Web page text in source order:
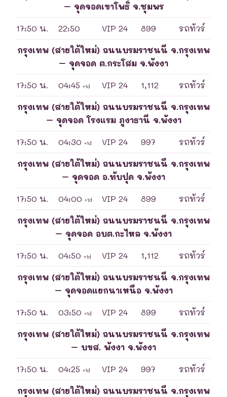
– จุดจอดเขาโพธิ์ จ.ชุมพร
17:50 น. 22:50 VIP 24 899 รถทัวร์
กรุงเทพ (สายใต้ใหม่) ถนนบรมราชนนี จ.กรุงเทพ
– จุดจอด ต.กระโสม จ.พังงา
17:50 น. 04:45 +1d VIP 24 1,112 รถทัวร์
กรุงเทพ (สายใต้ใหม่) ถนนบรมราชนนี จ.กรุงเทพ
– จุดจอด โรงแรม ภูงาธานี จ.พังงา
17:50 น. 04:30 +1d VIP 24 997 รถทัวร์
กรุงเทพ (สายใต้ใหม่) ถนนบรมราชนนี จ.กรุงเทพ
– จุดจอด อ.ทับปุด จ.พังงา
17:50 น. 04:00 +1d VIP 24 899 รถทัวร์
กรุงเทพ (สายใต้ใหม่) ถนนบรมราชนนี จ.กรุงเทพ
– จุดจอด อบต.กะไหล จ.พังงา
17:50 น. 04:50 +1d VIP 24 1,112 รถทัวร์
กรุงเทพ (สายใต้ใหม่) ถนนบรมราชนนี จ.กรุงเทพ
– จุดจอดแยกนาเหนือ จ.พังงา
17:50 น. 03:50 +1d VIP 24 899 รถทัวร์
กรุงเทพ (สายใต้ใหม่) ถนนบรมราชนนี จ.กรุงเทพ
– บขส. พังงา จ.พังงา
17:50 น. 04:25 +1d VIP 24 997 รถทัวร์
กรุงเทพ (สายใต้ใหม่) ถนนบรมราชนนี จ.กรุงเทพ